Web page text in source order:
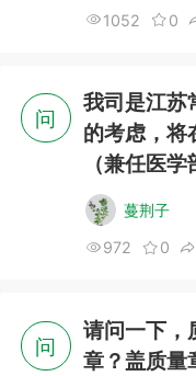
1052 0
问
我司是江苏
的考虑，将
（兼任医
京当地的派
岗确认书】
题，应如何
蔓荆子
972 0
问
请问一下，
章？盖质量